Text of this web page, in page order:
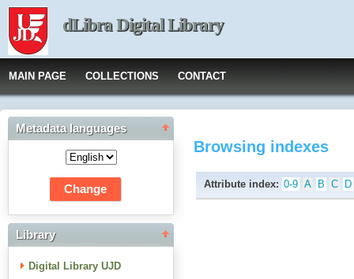
dLibra Digital Library
MAIN PAGE COLLECTIONS CONTACT
Metadata languages
Library
Digital Library UJD
Browsing indexes
Attribute index: 0-9 A B C D